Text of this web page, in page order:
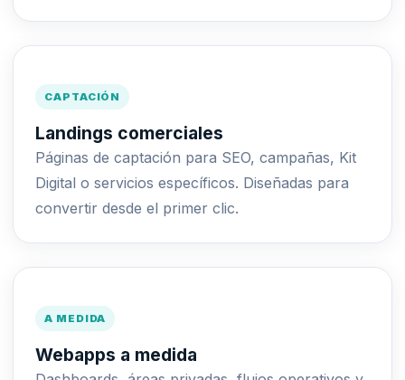
CAPTACIÓN
Landings comerciales
Páginas de captación para SEO, campañas, Kit
Digital o servicios específicos. Diseñadas para
convertir desde el primer clic.
A MEDIDA
Webapps a medida